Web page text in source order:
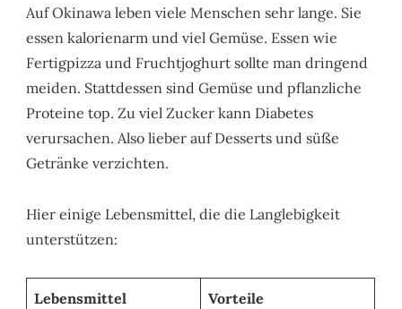
Auf Okinawa leben viele Menschen sehr lange. Sie
essen kalorienarm und viel Gemüse. Essen wie
Fertigpizza und Fruchtjoghurt sollte man dringend
meiden. Stattdessen sind Gemüse und pflanzliche
Proteine top. Zu viel Zucker kann Diabetes
verursachen. Also lieber auf Desserts und süße
Getränke verzichten.
Hier einige Lebensmittel, die die Langlebigkeit
unterstützen:
Lebensmittel Vorteile